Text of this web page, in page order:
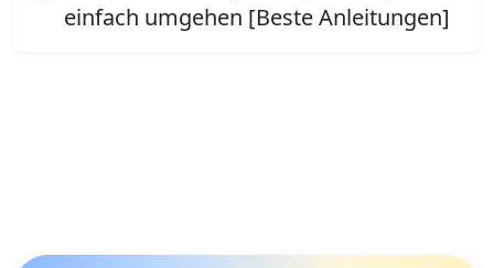
einfach umgehen [Beste Anleitungen]